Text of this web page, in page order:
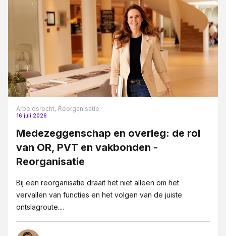
Arbeidsrecht, Reorganisatie
16 juli 2026
Medezeggenschap en overleg: de rol
van OR, PVT en vakbonden -
Reorganisatie
Bij een reorganisatie draait het niet alleen om het
vervallen van functies en het volgen van de juiste
ontslagroute....